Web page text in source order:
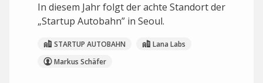
In diesem Jahr folgt der achte Standort der
„Startup Autobahn” in Seoul.
STARTUP AUTOBAHN
Lana Labs
Markus Schäfer